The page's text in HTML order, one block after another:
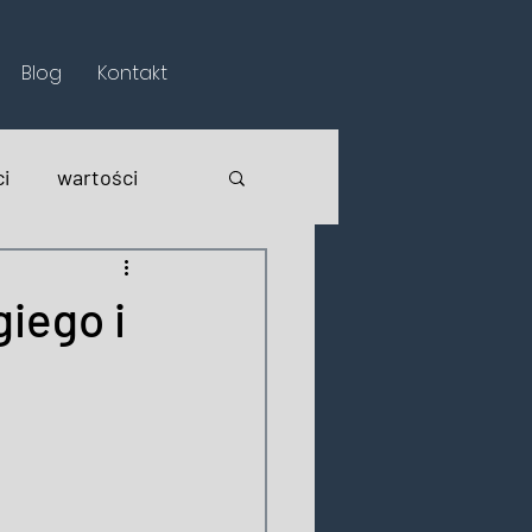
Blog Kontakt
wartości
i